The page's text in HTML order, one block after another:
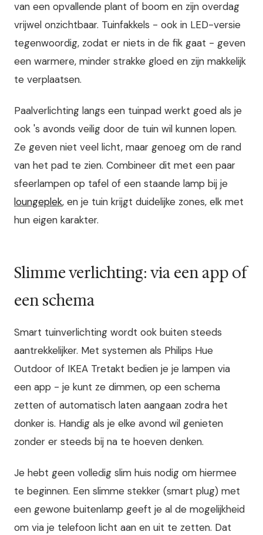
van een opvallende plant of boom en zijn overdag
vrijwel onzichtbaar. Tuinfakkels - ook in LED-versie
tegenwoordig, zodat er niets in de fik gaat - geven
een warmere, minder strakke gloed en zijn makkelijk
te verplaatsen.
Paalverlichting langs een tuinpad werkt goed als je
ook 's avonds veilig door de tuin wil kunnen lopen.
Ze geven niet veel licht, maar genoeg om de rand
van het pad te zien. Combineer dit met een paar
sfeerlampen op tafel of een staande lamp bij je
loungeplek, en je tuin krijgt duidelijke zones, elk met
hun eigen karakter.
Slimme verlichting: via een app of
een schema
Smart tuinverlichting wordt ook buiten steeds
aantrekkelijker. Met systemen als Philips Hue
Outdoor of IKEA Tretakt bedien je je lampen via
een app - je kunt ze dimmen, op een schema
zetten of automatisch laten aangaan zodra het
donker is. Handig als je elke avond wil genieten
zonder er steeds bij na te hoeven denken.
Je hebt geen volledig slim huis nodig om hiermee
te beginnen. Een slimme stekker (smart plug) met
een gewone buitenlamp geeft je al de mogelijkheid
om via je telefoon licht aan en uit te zetten. Dat